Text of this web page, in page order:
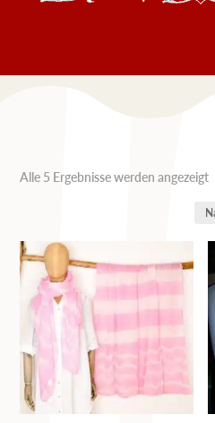
Alle 5 Ergebnisse werden angezeigt